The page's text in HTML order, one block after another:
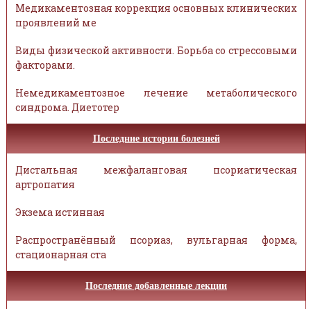
Медикаментозная коррекция основных клинических
проявлений ме
Виды физической активности. Борьба со стрессовыми
факторами.
Немедикаментозное лечение метаболического
синдрома. Диетотер
Последние истории болезней
Дистальная межфаланговая псориатическая
артропатия
Экзема истинная
Распространённый псориаз, вульгарная форма,
стационарная ста
Последние добавленные лекции